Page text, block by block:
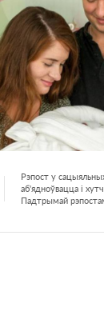
Рэпост у
аб'ядноўвацца і
Падтрымай